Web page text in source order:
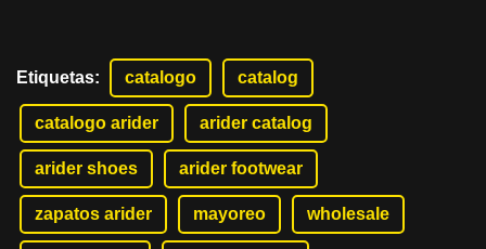
Etiquetas: catalogo catalog
catalogo arider arider catalog
arider shoes arider footwear
zapatos arider mayoreo wholesale